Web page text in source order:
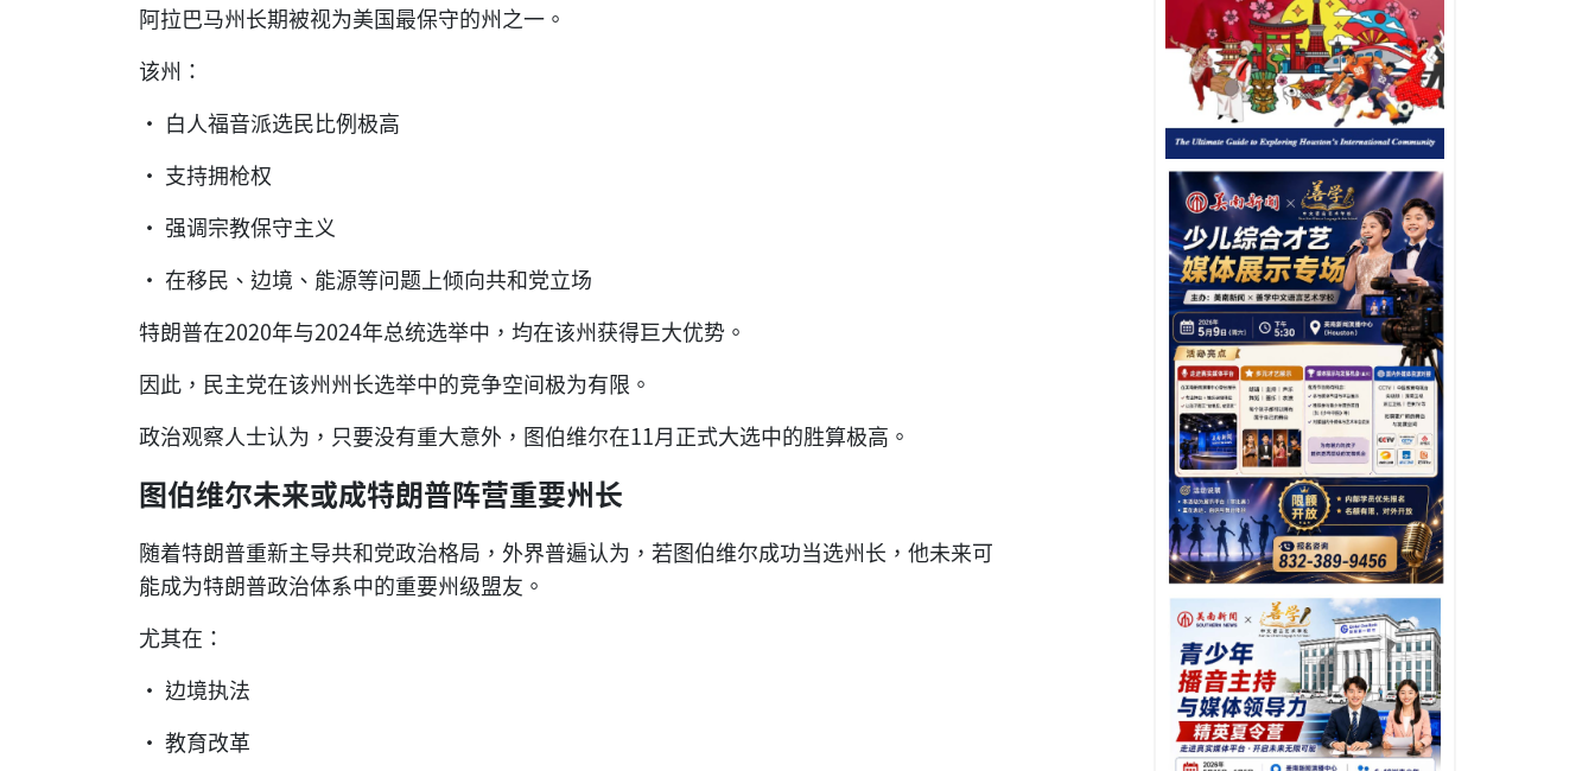
阿拉巴马州长期被视为美国最保守的州之一。
该州：
• 白人福音派选民比例极高
• 支持拥枪权
• 强调宗教保守主义
• 在移民、边境、能源等问题上倾向共和党立场
特朗普在2020年与2024年总统选举中，均在该州获得巨大优势。
因此，民主党在该州州长选举中的竞争空间极为有限。
政治观察人士认为，只要没有重大意外，图伯维尔在11月正式大选中的胜算极高。
图伯维尔未来或成特朗普阵营重要州长
随着特朗普重新主导共和党政治格局，外界普遍认为，若图伯维尔成功当选州长，他未来可
能成为特朗普政治体系中的重要州级盟友。
尤其在：
• 边境执法
• 教育改革